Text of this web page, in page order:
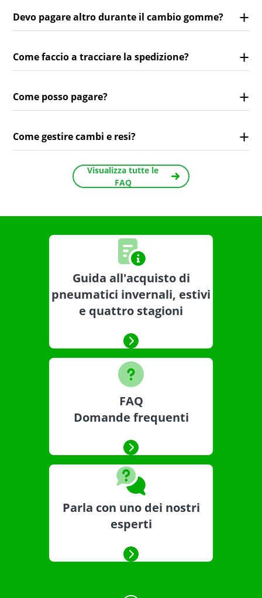
Devo pagare altro durante il cambio gomme?
Come faccio a tracciare la spedizione?
Come posso pagare?
Come gestire cambi e resi?
Visualizza tutte le
FAQ
Guida all'acquisto di
pneumatici invernali, estivi
e quattro stagioni
FAQ
Domande frequenti
Parla con uno dei nostri
esperti